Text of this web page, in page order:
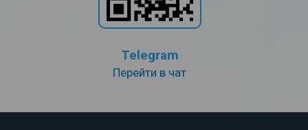
Telegram
Перейти в чат